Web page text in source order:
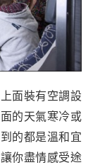
面裝有空調設
的天氣寒冷或
的都是溫和宜
你盡情感受途